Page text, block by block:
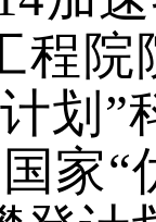
程院
划 ”
家“